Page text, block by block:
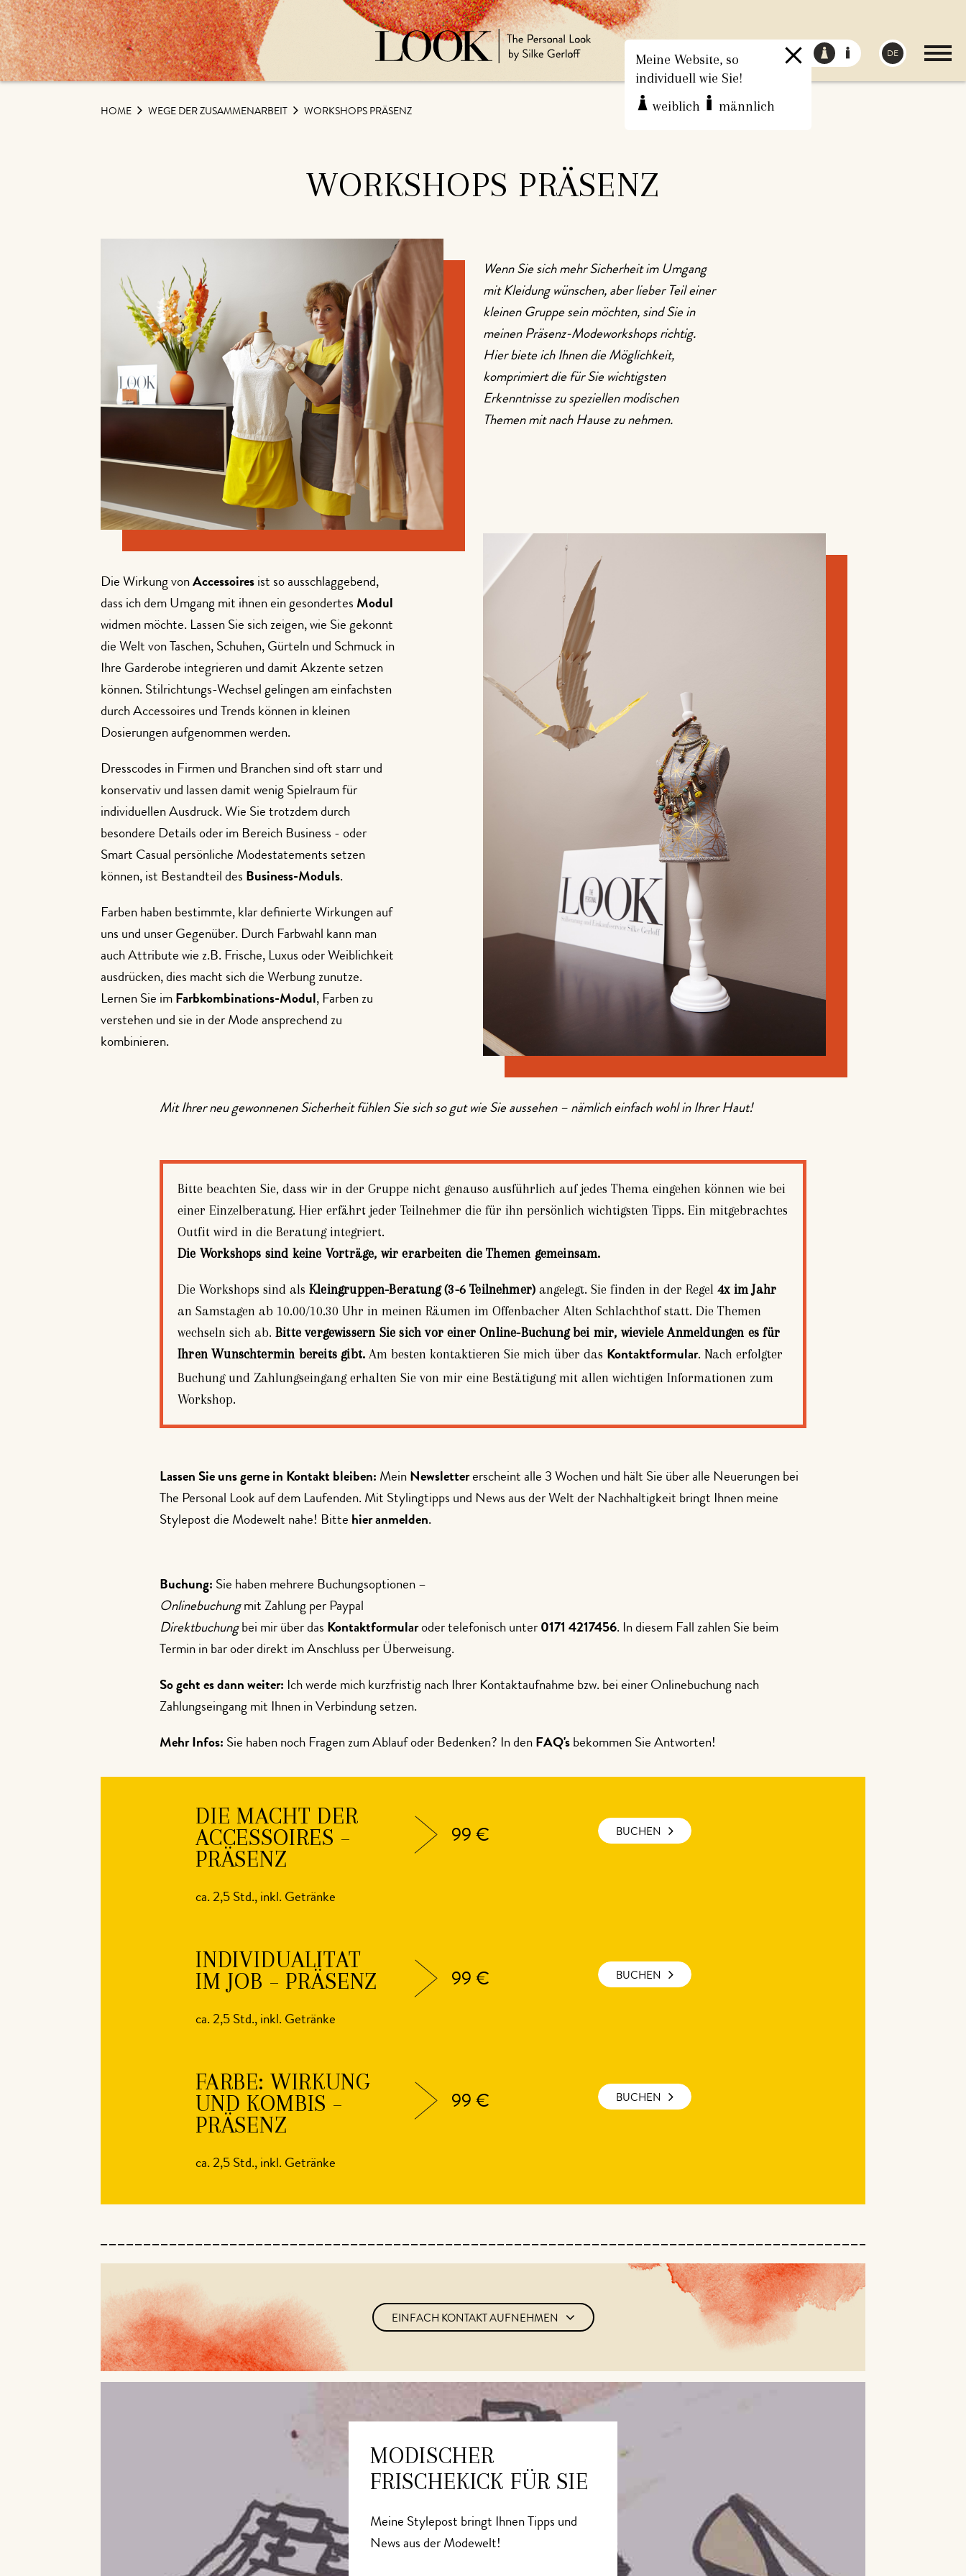
DE
Meine Website, so
individuell wie Sie!
weiblich
männlich
HOME WEGE DER ZUSAMMENARBEIT WORKSHOPS PRÄSENZ
WORKSHOPS PRÄSENZ
Wenn Sie sich mehr Sicherheit im Umgang
mit Kleidung wünschen, aber lieber Teil einer
kleinen Gruppe sein möchten, sind Sie in
meinen Präsenz-Modeworkshops richtig.
Hier biete ich Ihnen die Möglichkeit,
komprimiert die für Sie wichtigsten
Erkenntnisse zu speziellen modischen
Themen mit nach Hause zu nehmen.
Die Wirkung von Accessoires ist so ausschlaggebend,
dass ich dem Umgang mit ihnen ein gesondertes Modul
widmen möchte. Lassen Sie sich zeigen, wie Sie gekonnt
die Welt von Taschen, Schuhen, Gürteln und Schmuck in
Ihre Garderobe integrieren und damit Akzente setzen
können. Stilrichtungs-Wechsel gelingen am einfachsten
durch Accessoires und Trends können in kleinen
Dosierungen aufgenommen werden.
Dresscodes in Firmen und Branchen sind oft starr und
konservativ und lassen damit wenig Spielraum für
individuellen Ausdruck. Wie Sie trotzdem durch
besondere Details oder im Bereich Business - oder
Smart Casual persönliche Modestatements setzen
können, ist Bestandteil des Business-Moduls.
Farben haben bestimmte, klar definierte Wirkungen auf
uns und unser Gegenüber. Durch Farbwahl kann man
auch Attribute wie z.B. Frische, Luxus oder Weiblichkeit
ausdrücken, dies macht sich die Werbung zunutze.
Lernen Sie im Farbkombinations-Modul, Farben zu
verstehen und sie in der Mode ansprechend zu
kombinieren.
Mit Ihrer neu gewonnenen Sicherheit fühlen Sie sich so gut wie Sie aussehen – nämlich einfach wohl in Ihrer Haut!
Bitte beachten Sie, dass wir in der Gruppe nicht genauso ausführlich auf jedes Thema eingehen können wie bei
einer Einzelberatung. Hier erfährt jeder Teilnehmer die für ihn persönlich wichtigsten Tipps. Ein mitgebrachtes
Outfit wird in die Beratung integriert.
Die Workshops sind keine Vorträge, wir erarbeiten die Themen gemeinsam.
Die Workshops sind als Kleingruppen-Beratung (3-6 Teilnehmer) angelegt. Sie finden in der Regel4x im Jahr
an Samstagen ab 10.00/10.30 Uhr in meinen Räumen im Offenbacher Alten Schlachthof statt. Die Themen
wechseln sich ab. Bitte vergewissern Sie sich vor einer Online-Buchung bei mir, wieviele Anmeldungen es für
Ihren Wunschtermin bereits gibt. Am besten kontaktieren Sie mich über das Kontaktformular. Nach erfolgter
Buchung und Zahlungseingang erhalten Sie von mir eine Bestätigung mit allen wichtigen Informationen zum
Workshop.
Lassen Sie uns gerne in Kontakt bleiben: Mein Newslettererscheint alle 3 Wochen und hält Sie über alle Neuerungen bei
The Personal Look auf dem Laufenden. Mit Stylingtipps und News aus der Welt der Nachhaltigkeit bringt Ihnen meine
Stylepost die Modewelt nahe! Bitte hier anmelden.
Buchung: Sie haben mehrere Buchungsoptionen –
Onlinebuchungmit Zahlung per Paypal
Direktbuchungbei mir über das Kontaktformularoder telefonisch unter 0171 4217456. In diesem Fall zahlen Sie beim
Termin in bar oder direkt im Anschluss per Überweisung.
So geht es dann weiter: Ich werde mich kurzfristig nach Ihrer Kontaktaufnahme bzw. bei einer Onlinebuchung nach
Zahlungseingang mit Ihnen in Verbindung setzen.
Mehr Infos: Sie haben noch Fragen zum Ablauf oder Bedenken? In den FAQ's bekommen Sie Antworten!
DIE MACHT DER
ACCESSOIRES –
PRÄSENZ
ca. 2,5 Std., inkl. Getränke
99 € BUCHEN
INDIVIDUALITÄT
IM JOB – PRÄSENZ
ca. 2,5 Std., inkl. Getränke
99 € BUCHEN
FARBE: WIRKUNG
UND KOMBIS –
PRÄSENZ
ca. 2,5 Std., inkl. Getränke
99 € BUCHEN
EINFACH KONTAKT AUFNEHMEN
MODISCHER
FRISCHEKICK FÜR SIE
Meine Stylepost bringt Ihnen Tipps und
News aus der Modewelt!